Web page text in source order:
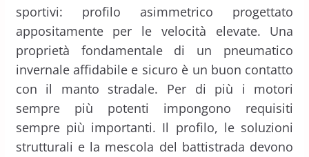
sportivi: profilo asimmetrico progettato
appositamente per le velocità elevate. Una
proprietà fondamentale di un pneumatico
invernale affidabile e sicuro è un buon contatto
con il manto stradale. Per di più i motori
sempre più potenti impongono requisiti
sempre più importanti. Il profilo, le soluzioni
strutturali e la mescola del battistrada devono